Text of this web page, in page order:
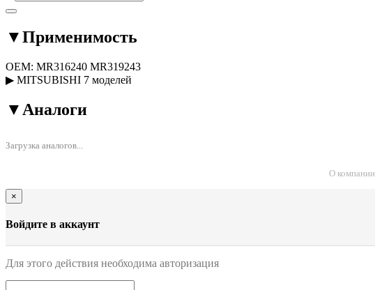
▼Применимость
OEM: MR316240 MR319243
▶ MITSUBISHI 7 моделей
▼ Аналоги
Загрузка аналогов...
О компании
×
Войдите в аккаунт
Для этого действия необходима авторизация